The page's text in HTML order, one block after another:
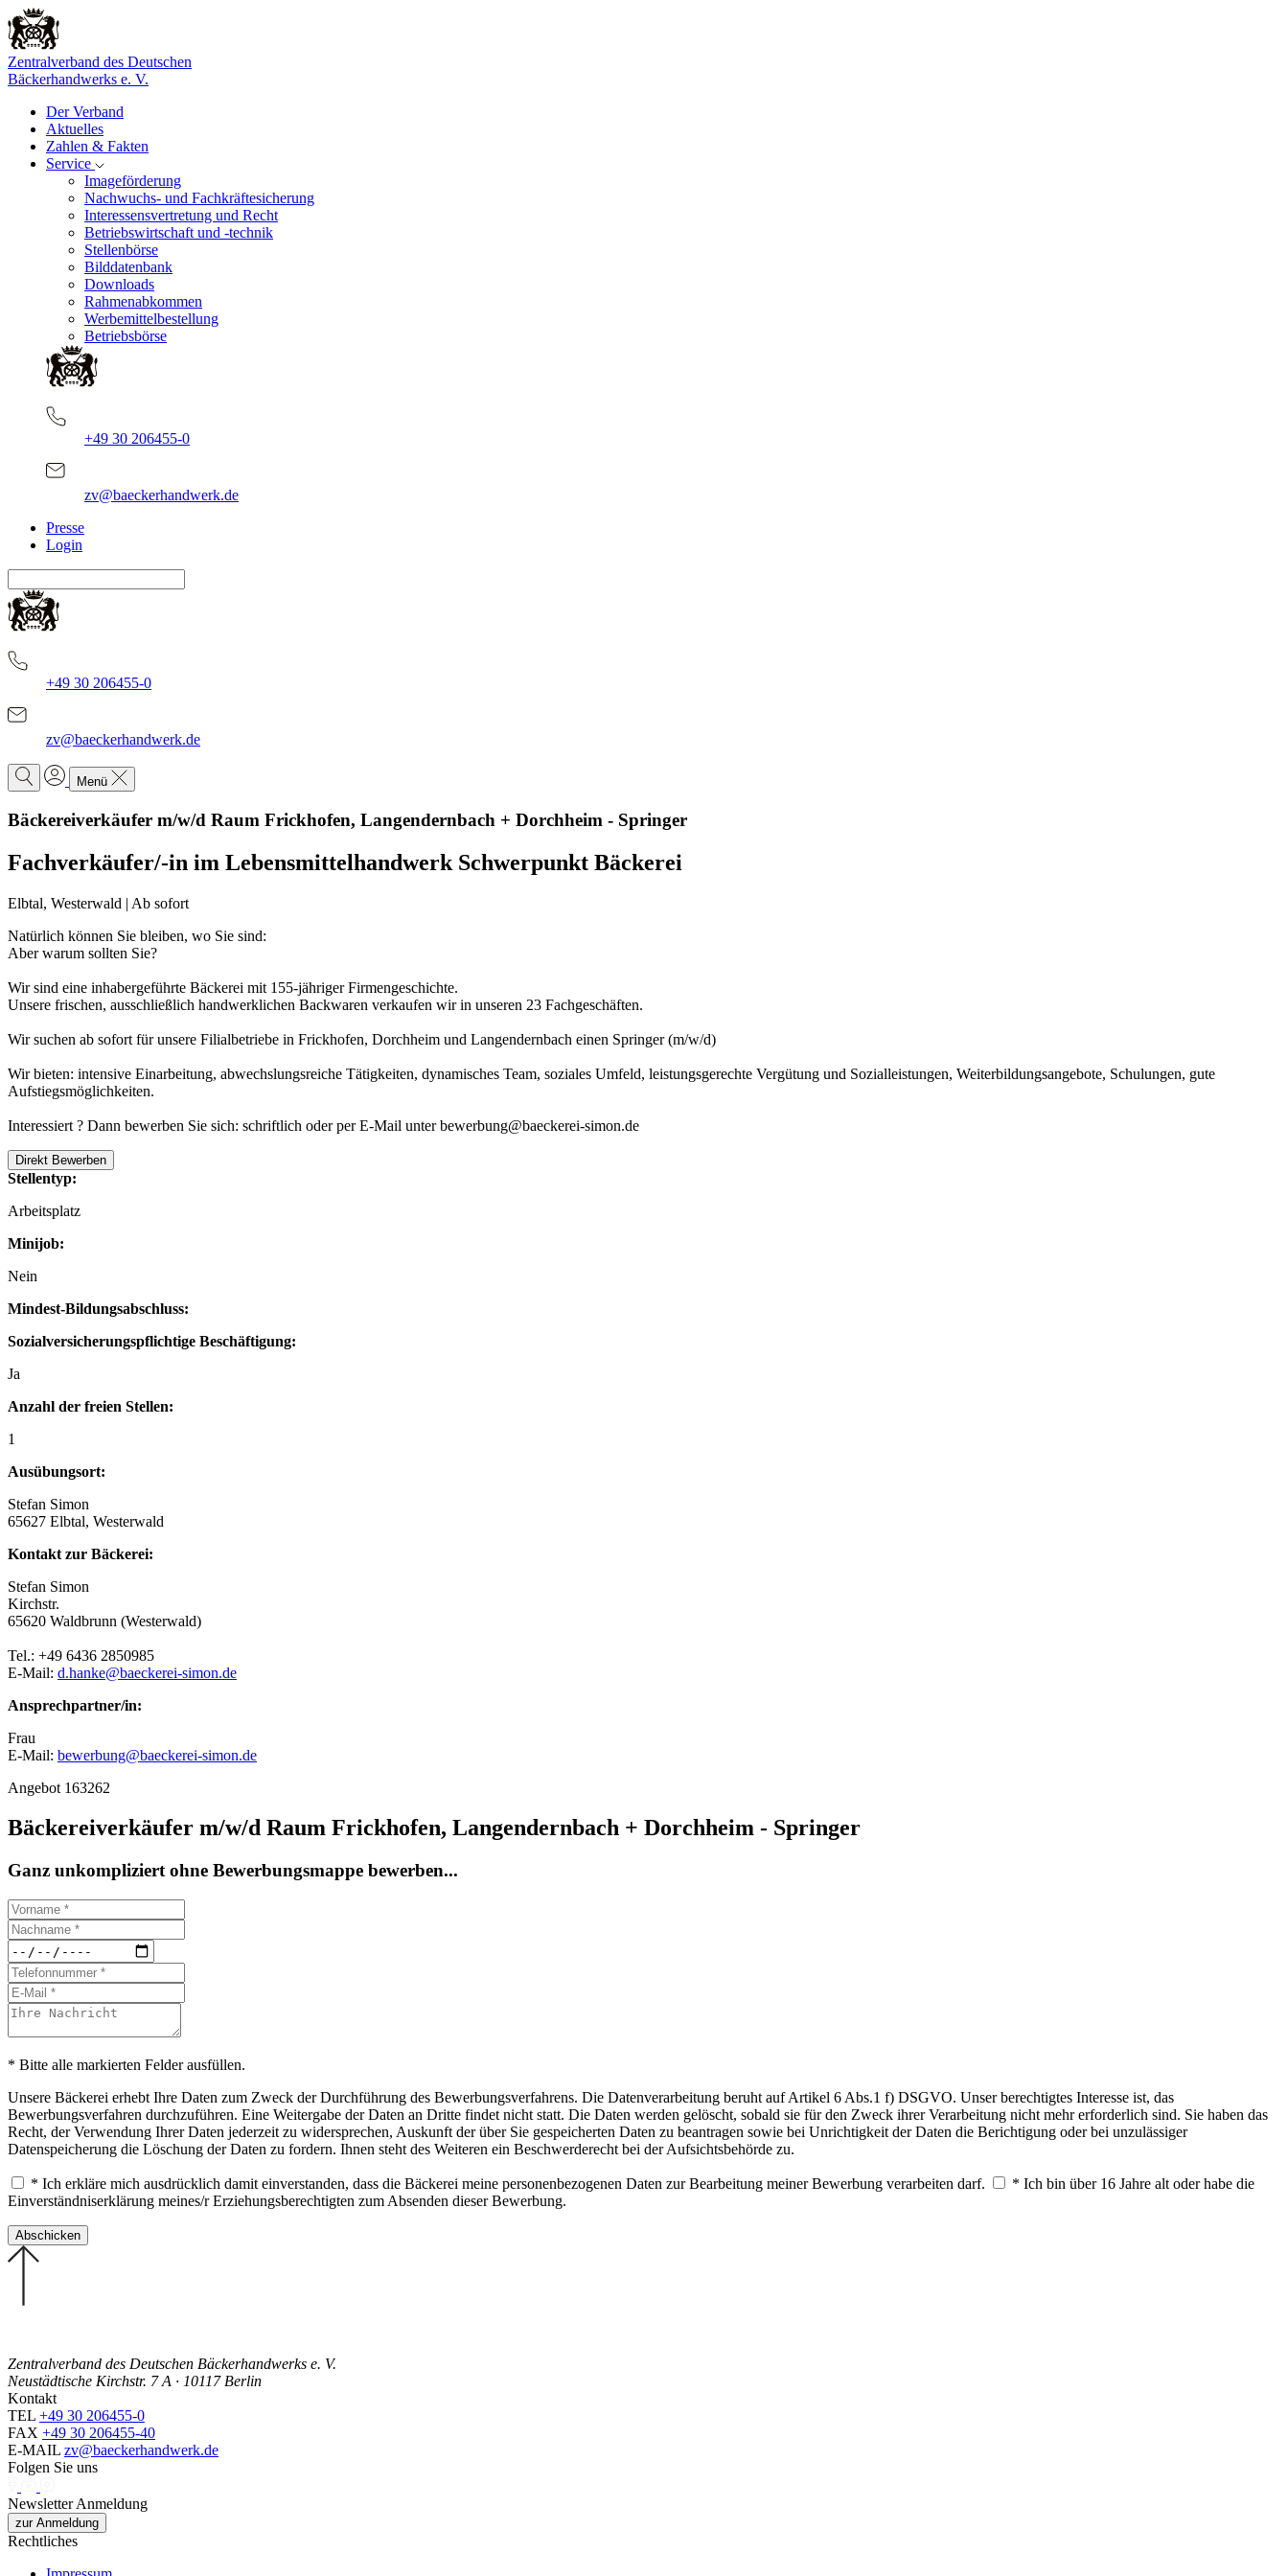
Zentralverband des Deutschen
Bäckerhandwerks e. V.
Der Verband
Aktuelles
Zahlen & Fakten
Service
Imageförderung
Nachwuchs- und Fachkräftesicherung
Interessensvertretung und Recht
Betriebswirtschaft und -technik
Stellenbörse
Bilddatenbank
Downloads
Rahmenabkommen
Werbemittelbestellung
Betriebsbörse
+49 30 206455-0
zv@baeckerhandwerk.de
Presse
Login
+49 30 206455-0
zv@baeckerhandwerk.de
Menü
Bäckereiverkäufer m/w/d Raum Frickhofen, Langendernbach + Dorchheim - Springer
Fachverkäufer/-in im Lebensmittelhandwerk Schwerpunkt Bäckerei
Elbtal, Westerwald | Ab sofort
Natürlich können Sie bleiben, wo Sie sind:
Aber warum sollten Sie?
Wir sind eine inhabergeführte Bäckerei mit 155-jähriger Firmengeschichte.
Unsere frischen, ausschließlich handwerklichen Backwaren verkaufen wir in unseren 23 Fachgeschäften.
Wir suchen ab sofort für unsere Filialbetriebe in Frickhofen, Dorchheim und Langendernbach einen Springer (m/w/d)
Wir bieten: intensive Einarbeitung, abwechslungsreiche Tätigkeiten, dynamisches Team, soziales Umfeld, leistungsgerechte Vergütung und Sozialleistungen, Weiterbildungsangebote, Schulungen, gute
Aufstiegsmöglichkeiten.
Interessiert ? Dann bewerben Sie sich: schriftlich oder per E-Mail unter bewerbung@baeckerei-simon.de
Direkt Bewerben
Stellentyp:
Arbeitsplatz
Minijob:
Nein
Mindest-Bildungsabschluss:
Sozialversicherungspflichtige Beschäftigung:
Ja
Anzahl der freien Stellen:
1
Ausübungsort:
Stefan Simon
65627 Elbtal, Westerwald
Kontakt zur Bäckerei:
Stefan Simon
Kirchstr.
65620 Waldbrunn (Westerwald)
Tel.: +49 6436 2850985
E-Mail: d.hanke@baeckerei-simon.de
Ansprechpartner/in:
Frau
E-Mail: bewerbung@baeckerei-simon.de
Angebot 163262
Bäckereiverkäufer m/w/d Raum Frickhofen, Langendernbach + Dorchheim - Springer
Ganz unkompliziert ohne Bewerbungsmappe bewerben...
* Bitte alle markierten Felder ausfüllen.
Unsere Bäckerei erhebt Ihre Daten zum Zweck der Durchführung des Bewerbungsverfahrens. Die Datenverarbeitung beruht auf Artikel 6 Abs.1 f) DSGVO. Unser berechtigtes Interesse ist, das
Bewerbungsverfahren durchzuführen. Eine Weitergabe der Daten an Dritte findet nicht statt. Die Daten werden gelöscht, sobald sie für den Zweck ihrer Verarbeitung nicht mehr erforderlich sind. Sie haben das
Recht, der Verwendung Ihrer Daten jederzeit zu widersprechen, Auskunft der über Sie gespeicherten Daten zu beantragen sowie bei Unrichtigkeit der Daten die Berichtigung oder bei unzulässiger
Datenspeicherung die Löschung der Daten zu fordern. Ihnen steht des Weiteren ein Beschwerderecht bei der Aufsichtsbehörde zu.
* Ich erkläre mich ausdrücklich damit einverstanden, dass die Bäckerei meine personenbezogenen Daten zur Bearbeitung meiner Bewerbung verarbeiten darf.
* Ich bin über 16 Jahre alt oder habe die
Einverständniserklärung meines/r Erziehungsberechtigten zum Absenden dieser Bewerbung.
Zentralverband des Deutschen Bäckerhandwerks e. V.
Neustädtische Kirchstr. 7 A · 10117 Berlin
Kontakt
TEL +49 30 206455-0
FAX +49 30 206455-40
E-MAIL zv@baeckerhandwerk.de
Folgen Sie uns
Newsletter Anmeldung
zur Anmeldung
Rechtliches